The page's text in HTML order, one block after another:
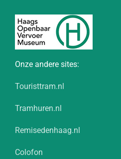
Onze andere sites:
Touristtram.nl
Tramhuren.nl
Remisedenhaag.nl
Colofon